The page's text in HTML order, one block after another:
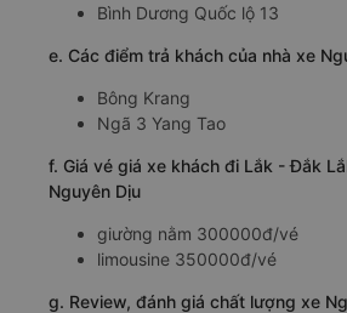
Bình Dương Quốc lộ 13
e. Các điểm trả khách của nhà xe
Bông Krang
Ngã 3 Yang Tao
f. Giá vé giá xe khách đi Lắk - Đắk
Nguyên Dịu
giường nằm 300000đ/vé
limousine 350000đ/vé
g. Review, đánh giá chất lượng xe